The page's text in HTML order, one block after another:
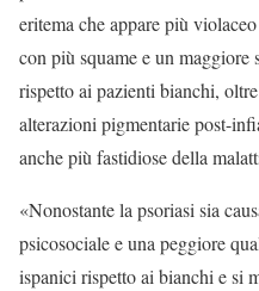
eritema che appare più
con più squame e un
rispetto ai pazienti bianchi,
alterazioni pigmentarie post-
anche più fastidiose della
«Nonostante la psoriasi sia
psicosociale e una peggiore
ispanici rispetto ai bianchi e si